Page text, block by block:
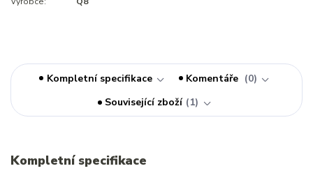
Kompletní specifikace Komentáře
0
Související zboží
1
Kompletní specifikace